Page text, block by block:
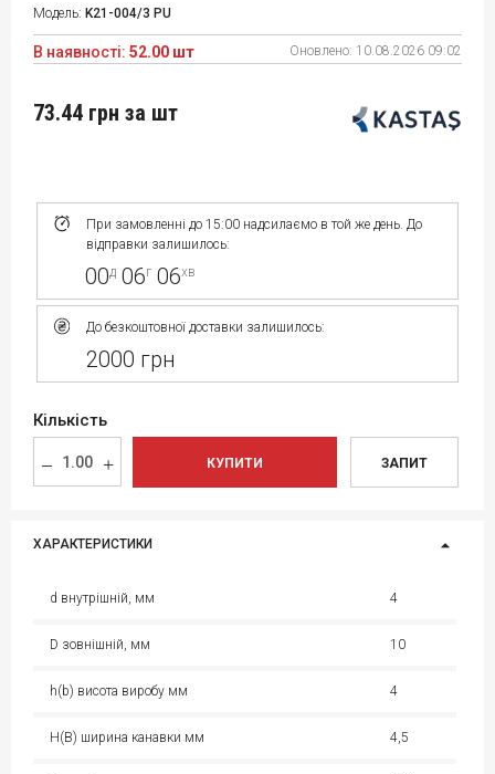
Модель: K21-004/3 PU
В наявності: 52.00 шт Оновлено: 10.08.2026 09:02
При замовленні до 15:00 надсилаємо в той же день. До
відправки залишилось:
00д 06г 06хв
До безкоштовної доставки залишилось:
2000 грн
73.44 грн за шт
Кількість
КУПИТИ ЗАПИТ
ХАРАКТЕРИСТИКИ
d внутрішній, мм 4
D зовнішній, мм 10
h(b) висота виробу мм 4
H(B) ширина канавки мм 4,5